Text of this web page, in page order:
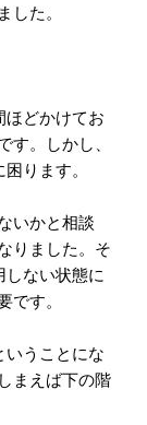
た。
ほどかけてお
。しかし、
ります。
いかと相談
りました。そ
ない状態に
す。
うことにな
まえば下の階